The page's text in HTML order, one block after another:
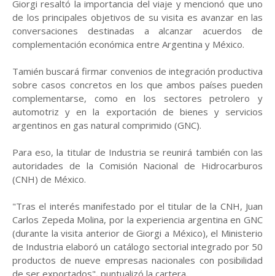
Giorgi resaltó la importancia del viaje y mencionó que uno
de los principales objetivos de su visita es avanzar en las
conversaciones destinadas a alcanzar acuerdos de
complementación económica entre Argentina y México.
Tamién buscará firmar convenios de integración productiva
sobre casos concretos en los que ambos países pueden
complementarse, como en los sectores petrolero y
automotriz y en la exportación de bienes y servicios
argentinos en gas natural comprimido (GNC).
Para eso, la titular de Industria se reunirá también con las
autoridades de la Comisión Nacional de Hidrocarburos
(CNH) de México.
"Tras el interés manifestado por el titular de la CNH, Juan
Carlos Zepeda Molina, por la experiencia argentina en GNC
(durante la visita anterior de Giorgi a México), el Ministerio
de Industria elaboró un catálogo sectorial integrado por 50
productos de nueve empresas nacionales con posibilidad
de ser exportados", puntualizó la cartera.